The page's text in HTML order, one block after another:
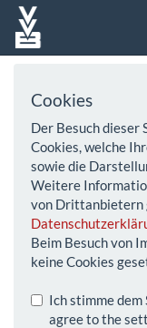
Cookies
Der Besuch dieser
Cookies, welche
sowie die
Weitere
von Drittanbietern
Beim Besuch von
keine Cookies
Ich stimme dem
agree to the